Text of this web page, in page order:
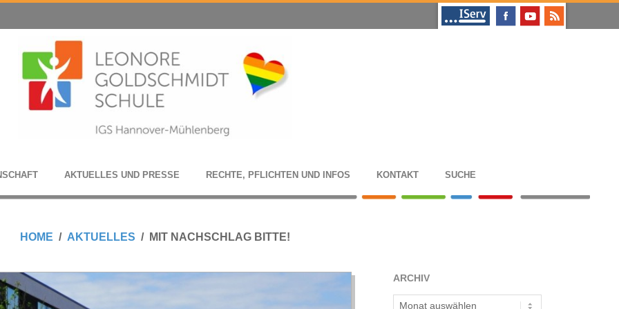
AKTU­EL­LES UND PRESSE RECHTE, PFLICH­TEN UND INFOS KON­TAKT SUCHE
HOME AKTUELLES MIT NACHSCHLAG BITTE!
ARCHIV
Archiv